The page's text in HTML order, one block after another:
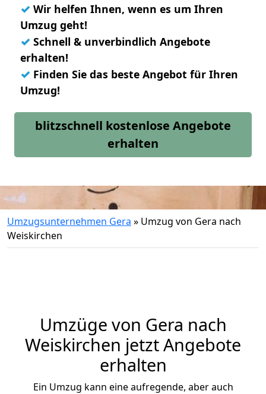
✓ Wir helfen Ihnen, wenn es um Ihren
Umzug geht!
✓ Schnell & unverbindlich Angebote
erhalten!
✓ Finden Sie das beste Angebot für Ihren
Umzug!
blitzschnell kostenlose Angebote
erhalten
Umzugsunternehmen Gera » Umzug von Gera nach
Weiskirchen
Umzüge von Gera nach
Weiskirchen jetzt Angebote
erhalten
Ein Umzug kann eine aufregende, aber auch